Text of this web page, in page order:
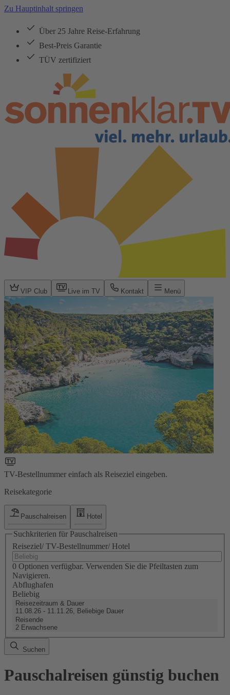
Zu Hauptinhalt springen
Über 25 Jahre Reise-Erfahrung
Best-Preis Garantie
TÜV zertifiziert
VIP Club Live im TV Kontakt Menü
TV-Bestellnummer einfach als Reiseziel eingeben.
Reisekategorie
Pauschalreisen Hotel
Suchkriterien für Pauschalreisen
Reiseziel/ TV-Bestellnummer/ Hotel
0 Optionen verfügbar. Verwenden Sie die Pfeiltasten zum
Navigieren.
Abflughafen
Beliebig
Reisezeitraum & Dauer
11.08.26 - 11.11.26, Beliebige Dauer
Reisende
2 Erwachsene
Suchen
Pauschalreisen günstig buchen